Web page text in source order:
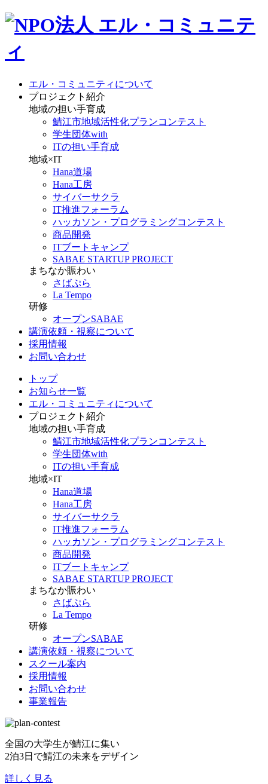
エル・コミュニティについて
プロジェクト紹介
地域の担い手育成
鯖江市地域活性化プランコンテスト
学生団体with
ITの担い手育成
地域×IT
Hana道場
Hana工房
サイバーサクラ
IT推進フォーラム
ハッカソン・プログラミングコンテスト
商品開発
ITブートキャンプ
SABAE STARTUP PROJECT
まちなか賑わい
さばぷら
La Tempo
研修
オープンSABAE
講演依頼・視察について
採用情報
お問い合わせ
トップ
お知らせ一覧
エル・コミュニティについて
プロジェクト紹介
地域の担い手育成
鯖江市地域活性化プランコンテスト
学生団体with
ITの担い手育成
地域×IT
Hana道場
Hana工房
サイバーサクラ
IT推進フォーラム
ハッカソン・プログラミングコンテスト
商品開発
ITブートキャンプ
SABAE STARTUP PROJECT
まちなか賑わい
さばぷら
La Tempo
研修
オープンSABAE
講演依頼・視察について
スクール案内
採用情報
お問い合わせ
事業報告
全国の大学生が鯖江に集い
2泊3日で鯖江の未来をデザイン
詳しく見る